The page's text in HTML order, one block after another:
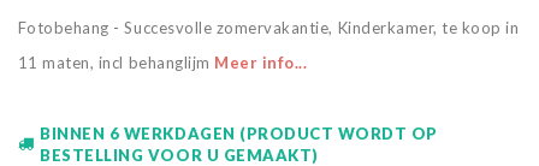
Fotobehang - Succesvolle zomervakantie, Kinderkamer, te koop in
11 maten, incl behanglijm Meer info...
BINNEN 6 WERKDAGEN (PRODUCT WORDT OP
BESTELLING VOOR U GEMAAKT)